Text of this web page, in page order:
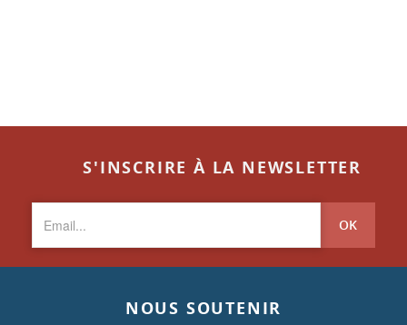
S'INSCRIRE À LA NEWSLETTER
OK
NOUS SOUTENIR